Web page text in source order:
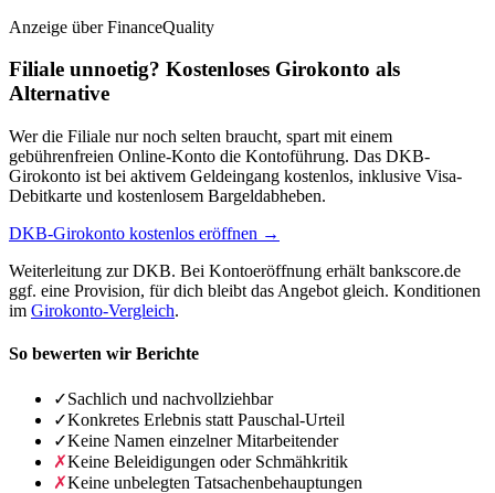
Anzeige über FinanceQuality
Filiale unnoetig? Kostenloses Girokonto als
Alternative
Wer die Filiale nur noch selten braucht, spart mit einem
gebührenfreien Online-Konto die Kontoführung. Das DKB-
Girokonto ist bei aktivem Geldeingang kostenlos, inklusive Visa-
Debitkarte und kostenlosem Bargeldabheben.
DKB-Girokonto kostenlos eröffnen →
Weiterleitung zur DKB. Bei Kontoeröffnung erhält bankscore.de
ggf. eine Provision, für dich bleibt das Angebot gleich. Konditionen
im Girokonto-Vergleich.
So bewerten wir Berichte
✓Sachlich und nachvollziehbar
✓Konkretes Erlebnis statt Pauschal-Urteil
✓Keine Namen einzelner Mitarbeitender
✗Keine Beleidigungen oder Schmähkritik
✗Keine unbelegten Tatsachenbehauptungen